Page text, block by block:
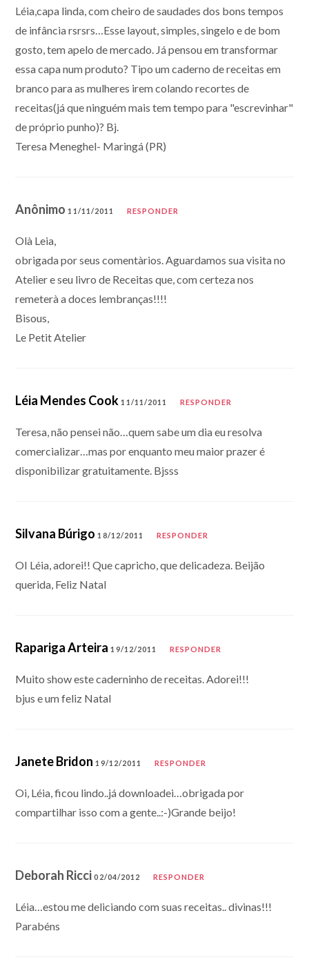
Léia,capa linda, com cheiro de saudades dos bons tempos
de infância rsrsrs…Esse layout, simples, singelo e de bom
gosto, tem apelo de mercado. Já pensou em transformar
essa capa num produto? Tipo um caderno de receitas em
branco para as mulheres irem colando recortes de
receitas(já que ninguém mais tem tempo para "escrevinhar"
de próprio punho)? Bj.
Teresa Meneghel- Maringá (PR)
Anônimo11/11/2011 RESPONDER
Olà Leia,
obrigada por seus comentàrios. Aguardamos sua visita no
Atelier e seu livro de Receitas que, com certeza nos
remeterà a doces lembranças!!!!
Bisous,
Le Petit Atelier
Léia Mendes Cook 11/11/2011 RESPONDER
Teresa, não pensei não…quem sabe um dia eu resolva
comercializar…mas por enquanto meu maior prazer é
disponibilizar gratuitamente. Bjsss
Silvana Búrigo 18/12/2011 RESPONDER
OI Léia, adorei!! Que capricho, que delicadeza. Beijão
querida, Feliz Natal
Rapariga Arteira 19/12/2011 RESPONDER
Muito show este caderninho de receitas. Adorei!!!
bjus e um feliz Natal
Janete Bridon 19/12/2011 RESPONDER
Oi, Léia, ficou lindo..já downloadei…obrigada por
compartilhar isso com a gente..:-)Grande beijo!
Deborah Ricci02/04/2012 RESPONDER
Léia…estou me deliciando com suas receitas.. divinas!!!
Parabéns